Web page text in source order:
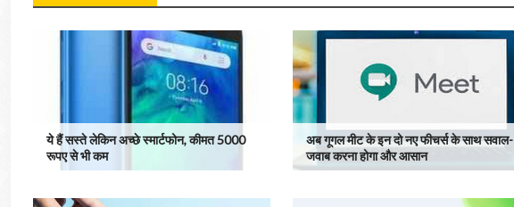
ये हैं सस्ते लेकिन अच्छे स्मार्टफोन, कीमत 5000
रूपए से भी कम
अब गूगल मीट के इन दो नए फीचर्स के साथ सवाल-
जवाब करना होगा और आसान